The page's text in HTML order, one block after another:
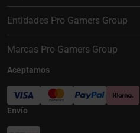
Entidades Pro Gamers Group
Marcas Pro Gamers Group
Aceptamos
Envío